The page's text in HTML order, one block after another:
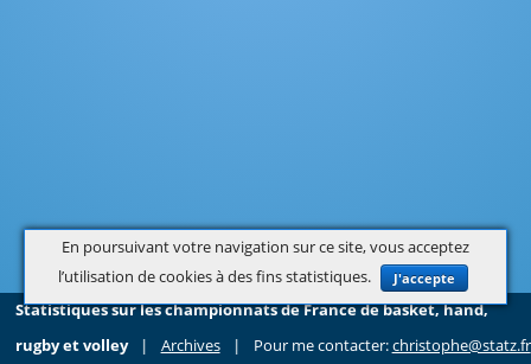
En poursuivant votre navigation sur ce site, vous acceptez
l’utilisation de cookies à des fins statistiques.
J'accepte
Statistiques sur les championnats de France de basket, hand,
rugby et volley
| Archives | Pour me contacter:christophe@statz.fr